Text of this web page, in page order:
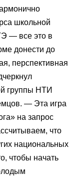
школьной
— все это в
донести до
перспективная
группы НТИ
— Эта игра
на запрос
что
национальных
чтобы начать